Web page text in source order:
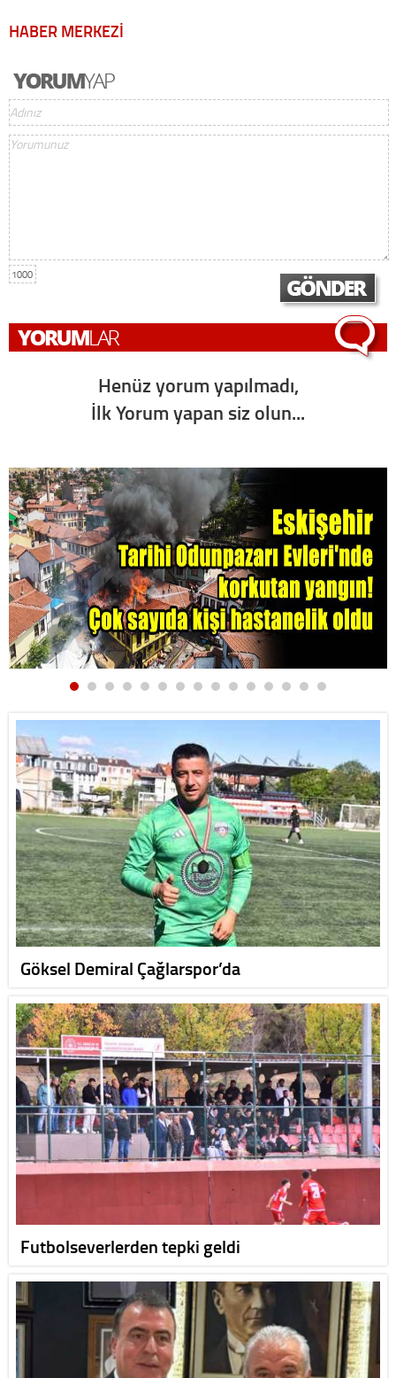
HABER MERKEZİ
1000
Henüz yorum yapılmadı,
İlk Yorum yapan siz olun...
Göksel Demiral Çağlarspor’da
Futbolseverlerden tepki geldi